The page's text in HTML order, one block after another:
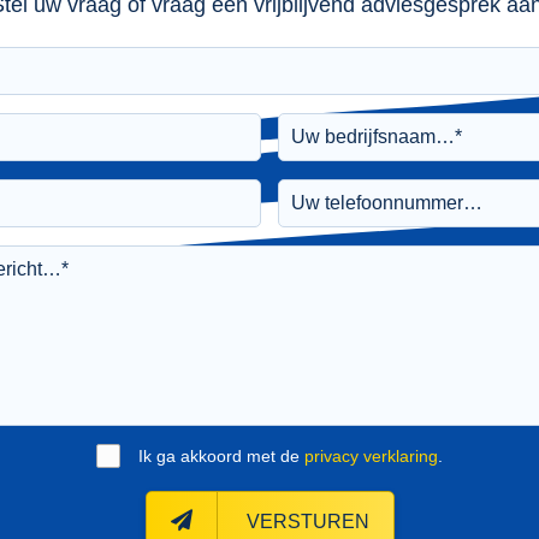
uw vraag of vraag een vrijblijvend adviesgesprek
Ik ga akkoord met de privacy verklaring
VERSTUREN